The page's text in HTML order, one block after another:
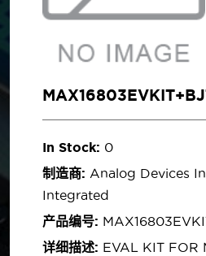
In Stock: 0
制造商: Analog Devices
Integrated
产品编号:
详细描述: EVAL KIT FOR